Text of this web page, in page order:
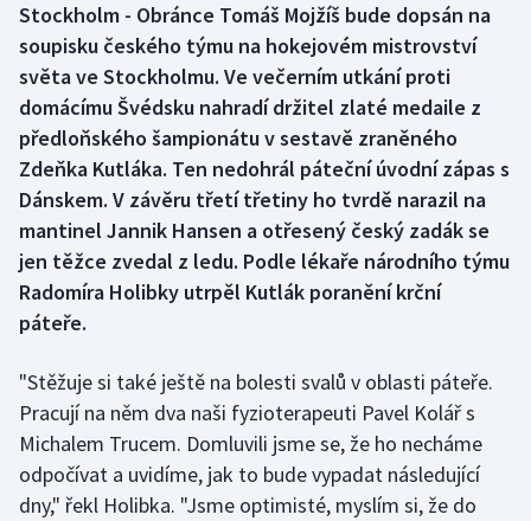
Boby a skeleton
Box
Curling
Dostihy
Florbal
Futsal
Golf
Gymnastika
Házená
AZ kvíz
Stockholm - Obránce Tomáš Mojžíš bude dopsán na
soupisku českého týmu na hokejovém mistrovství
světa ve Stockholmu. Ve večerním utkání proti
domácímu Švédsku nahradí držitel zlaté medaile z
předloňského šampionátu v sestavě zraněného
Zdeňka Kutláka. Ten nedohrál páteční úvodní zápas s
Dánskem. V závěru třetí třetiny ho tvrdě narazil na
mantinel Jannik Hansen a otřesený český zadák se
jen těžce zvedal z ledu. Podle lékaře národního týmu
Radomíra Holibky utrpěl Kutlák poranění krční
páteře.
"Stěžuje si také ještě na bolesti svalů v oblasti páteře.
Pracují na něm dva naši fyzioterapeuti Pavel Kolář s
Michalem Trucem. Domluvili jsme se, že ho necháme
odpočívat a uvidíme, jak to bude vypadat následující
dny," řekl Holibka. "Jsme optimisté, myslím si, že do